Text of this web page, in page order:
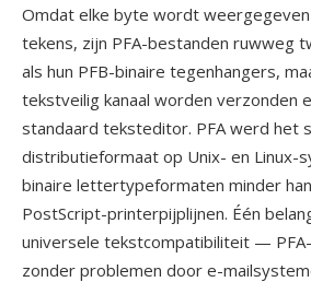
Omdat elke byte wordt weergegeven
tekens, zijn PFA-bestanden ruwweg
als hun PFB-binaire tegenhangers,
tekstveilig kanaal worden verzonden
standaard teksteditor. PFA werd het
distributieformaat op Unix- en Linux-
binaire lettertypeformaten minder
PostScript-printerpijplijnen. Één
universele tekstcompatibiliteit —
zonder problemen door e-